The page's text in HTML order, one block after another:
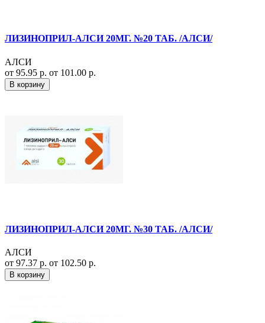
ЛИЗИНОПРИЛ-АЛСИ 20МГ. №20 ТАБ. /АЛСИ/
АЛСИ
от 95.95 р. от 101.00 р.
В корзину
ЛИЗИНОПРИЛ-АЛСИ 20МГ. №30 ТАБ. /АЛСИ/
АЛСИ
от 97.37 р. от 102.50 р.
В корзину